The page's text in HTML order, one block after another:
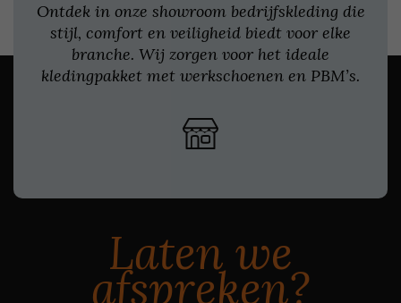
Ontdek in onze showroom bedrijfskleding die
stijl, comfort en veiligheid biedt voor elke
branche. Wij zorgen voor het ideale
kledingpakket met werkschoenen en PBM’s.
Laten we
afspreken?